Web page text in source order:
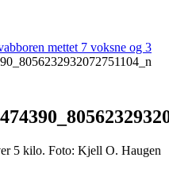
mettet 7 voksne og 3
5 kilo. Foto: Kjell O. Haugen